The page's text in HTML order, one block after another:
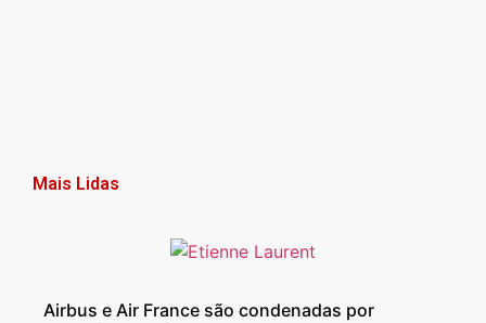
Mais Lidas
Airbus e Air France são condenadas por